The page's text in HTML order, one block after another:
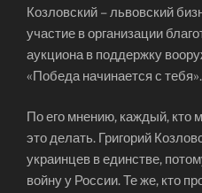
Козловский – львовский
участие в организации
аукциона в поддержку
«Победа начинается с тебя».
По его мнению, каждый, кто
это делать. Григорий
украинцев в единстве,
войну у России. Те же, кто